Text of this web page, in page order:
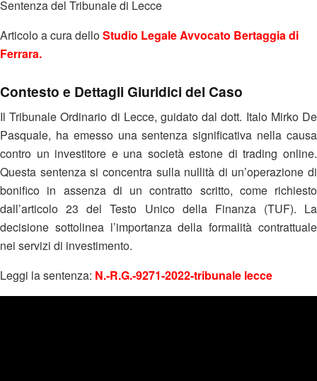
Sentenza del Tribunale di Lecce
Articolo a cura delloStudio Legale Avvocato Bertaggia di
Ferrara.
Contesto e Dettagli Giuridici del Caso
Il Tribunale Ordinario di Lecce, guidato dal dott. Italo Mirko De
Pasquale, ha emesso una sentenza significativa nella causa
contro un investitore e una società estone di trading online.
Questa sentenza si concentra sulla nullità di un’operazione di
bonifico in assenza di un contratto scritto, come richiesto
dall’articolo 23 del Testo Unico della Finanza (TUF). La
decisione sottolinea l’importanza della formalità contrattuale
nei servizi di investimento.
Leggi la sentenza: N.-R.G.-9271-2022-tribunale lecce